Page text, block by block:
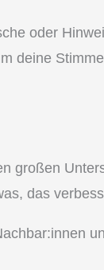
oder
deine
großen
das